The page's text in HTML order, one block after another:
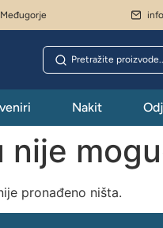
Nakit
nije
pronađeno ništa.